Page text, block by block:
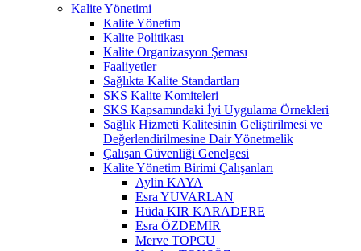
Kalite Yönetimi
Kalite Yönetim
Kalite Politikası
Kalite Organizasyon Şeması
Faaliyetler
Sağlıkta Kalite Standartları
SKS Kalite Komiteleri
SKS Kapsamındaki İyi Uygulama Örnekleri
Sağlık Hizmeti Kalitesinin Geliştirilmesi ve
Değerlendirilmesine Dair Yönetmelik
Çalışan Güvenliği Genelgesi
Kalite Yönetim Birimi Çalışanları
Aylin KAYA
Esra YUVARLAN
Hüda KIR KARADERE
Esra ÖZDEMİR
Merve TOPCU